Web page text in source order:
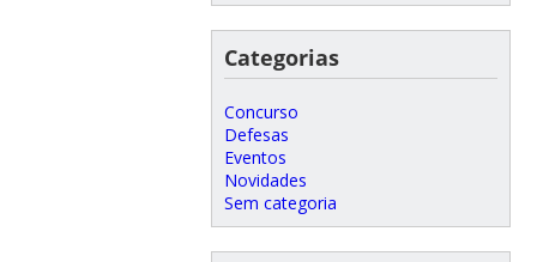
Categorias
Concurso
Defesas
Eventos
Novidades
Sem categoria